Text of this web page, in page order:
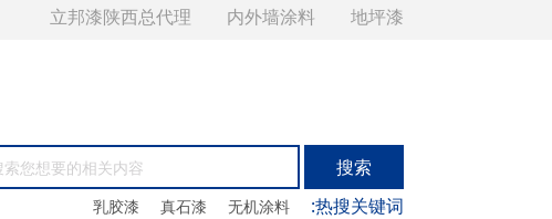
立邦漆陕西总代理 内外墙涂料 地坪漆
乳胶漆 真石漆 无机涂料 :热搜关键词